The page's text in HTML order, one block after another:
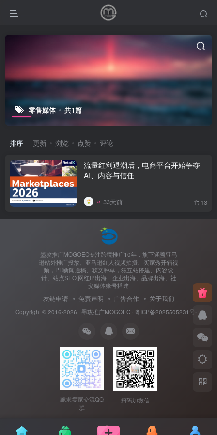
零售媒体 共1篇
排序 更新 浏览 点赞 评论
流量红利退潮后，电商平台开始争夺
AI、内容与信任
33天前 13
墨攻推广MOGOEC专注跨境推广10年，旗下涵盖亚马
逊站外推广投放、亚马逊红人视频拍摄、买家秀开箱视
频，PR新闻通稿、软文种草，独立站搭建、内容设
计、站点SEO,网红IP出海、企业出海、品牌出海、社
交媒体账号搭建
友链申请 免责声明 广告合作 关于我们
Copyright © 2016-2026 · 墨攻推广MOGOEC· 粤ICP备2025505231号-1.
跪求卖家交流QQ
群
扫码加微信